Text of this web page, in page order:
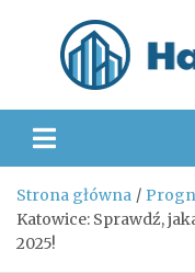
Strona główna
Katowice: Sprawdź,
2025!